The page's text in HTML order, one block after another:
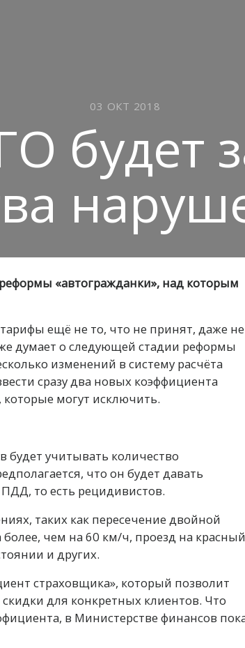
03 ОКТ 2018
будет
«автогражданки», над которым
ещё не то, что не принят, даже не
думает о следующей стадии реформы
изменений в систему расчёта
сразу два новых коэффициента
могут исключить.
учитывать количество
что он будет давать
то есть рецидивистов.
таких как пересечение двойной
чем на 60 км/ч, проезд на красный
и других.
страховщика», который позволит
для конкретных клиентов. Что
в Министерстве финансов